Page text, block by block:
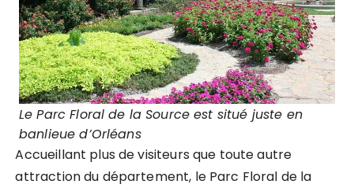
Le Parc Floral de la Source est situé juste en
banlieue d’Orléans
Accueillant plus de visiteurs que toute autre
attraction du département, le Parc Floral de la